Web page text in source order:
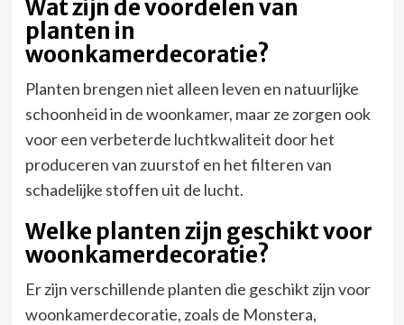
Wat zijn de voordelen van
planten in
woonkamerdecoratie?
Planten brengen niet alleen leven en natuurlijke
schoonheid in de woonkamer, maar ze zorgen ook
voor een verbeterde luchtkwaliteit door het
produceren van zuurstof en het filteren van
schadelijke stoffen uit de lucht.
Welke planten zijn geschikt voor
woonkamerdecoratie?
Er zijn verschillende planten die geschikt zijn voor
woonkamerdecoratie, zoals de Monstera,